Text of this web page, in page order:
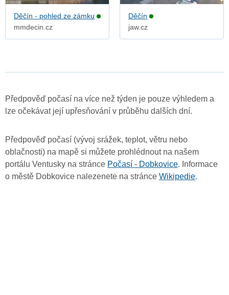
Děčín - pohled ze zámku
mmdecin.cz
Děčín
jaw.cz
Předpověď počasí na více než týden je pouze výhledem a
lze očekávat její upřesňování v průběhu dalších dní.
Předpověď počasí (vývoj srážek, teplot, větru nebo
oblačnosti) na mapě si můžete prohlédnout na našem
portálu Ventusky na stránce Počasí - Dobkovice. Informace
o městě Dobkovice nalezenete na stránce Wikipedie.